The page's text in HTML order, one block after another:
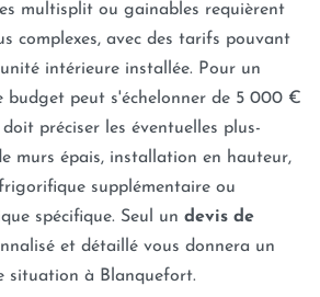
multisplit ou gainables requièrent
complexes, avec des tarifs pouvant
intérieure installée. Pour un
budget peut s'échelonner de 5 000 €
préciser les éventuelles plus-
murs épais, installation en hauteur,
supplémentaire ou
spécifique. Seul un devis de
et détaillé vous donnera un
situation à Blanquefort.